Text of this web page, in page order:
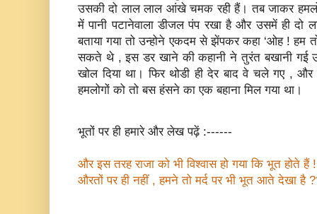
उसकी दो लाल लाल आंखे चमक रही हैं। तब जाकर
में पानी पटानेवाला डीजल पंप रखा है और उसमें ही दो
बताया गया तो उन्‍होने एकदम से झेंपकर कहा ‘ओह ! हम
सकते थे , इस डर खाने की कहानी ने तुरंत बखानी गई
खोल दिया था। फिर थोडी ही देर बाद वे चले गए ,
हमलोगों को तो बस हंसने का एक बहाना मिल गया था।
भूतों पर ही हमारे और लेख पढ़ें :------
और इस तरह राजा को भी विश्‍वास हो गया कि भूत होते हैं
औरतों पर ही नहीं , हमने तो मर्द पर भी भूत आते देखा है